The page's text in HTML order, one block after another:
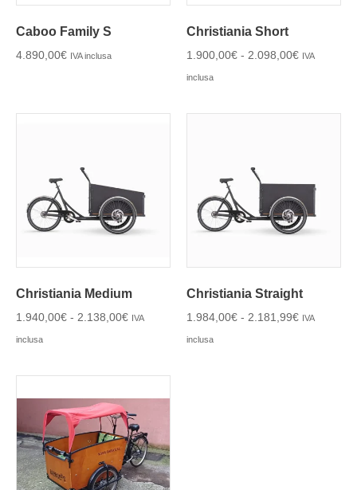
Caboo Family S
4.890,00€ IVA inclusa
Christiania Short
1.900,00€ - 2.098,00€ IVA
inclusa
Christiania Medium
1.940,00€ - 2.138,00€ IVA
inclusa
Christiania Straight
1.984,00€ - 2.181,99€ IVA
inclusa